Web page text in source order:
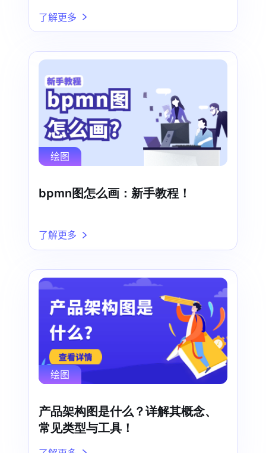
了解更多
绘图
bpmn图怎么画：新手教程！
了解更多
绘图
产品架构图是什么？详解其概念、
常见类型与工具！